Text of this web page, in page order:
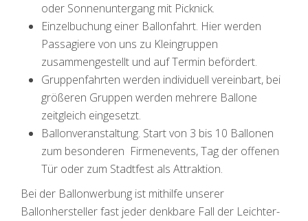
oder Sonnenuntergang mit Picknick.
Einzelbuchung einer Ballonfahrt. Hier werden
Passagiere von uns zu Kleingruppen
zusammengestellt und auf Termin befördert.
Gruppenfahrten werden individuell vereinbart, bei
größeren Gruppen werden mehrere Ballone
zeitgleich eingesetzt.
Ballonveranstaltung. Start von 3 bis 10 Ballonen
zum besonderen Firmenevents, Tag der offenen
Tür oder zum Stadtfest als Attraktion.
Bei der Ballonwerbung ist mithilfe unserer
Ballonhersteller fast jeder denkbare Fall der Leichter-